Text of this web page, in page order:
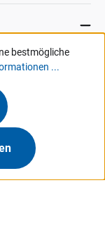
an Industrie, Handel,
27318 Hoya
bestmögliche
...